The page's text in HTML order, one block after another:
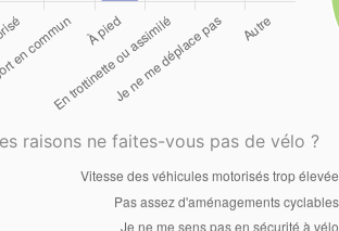
raisons ne faites-vous pas de vélo ?